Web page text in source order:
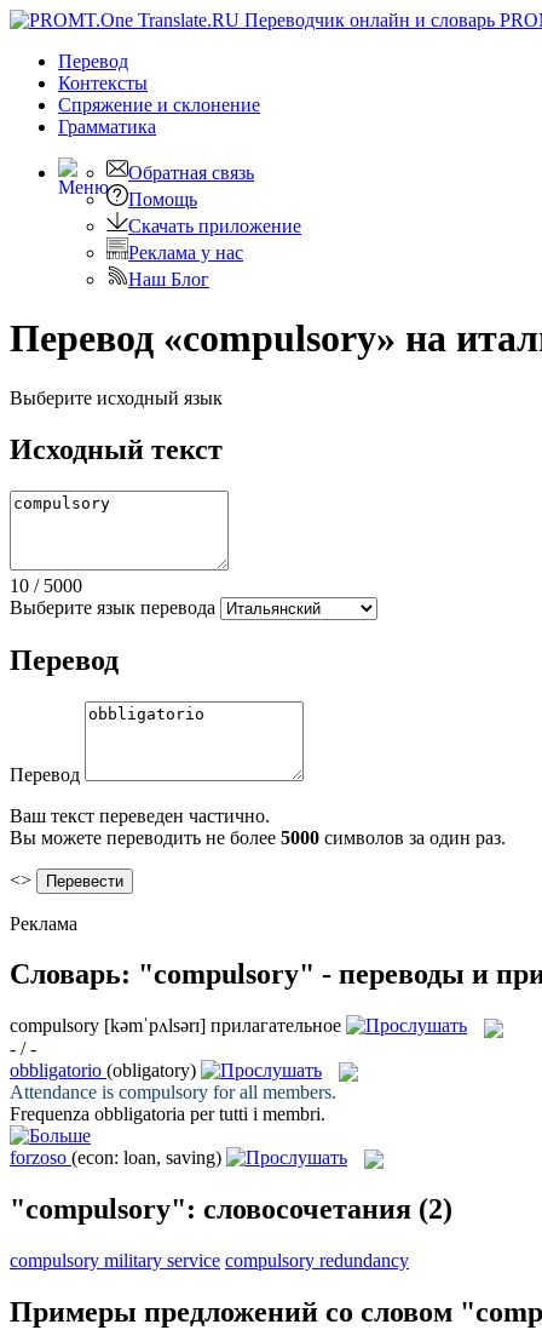
Перевод
Контексты
Спряжение и склонение
Грамматика
Обратная связь
Помощь
Скачать приложение
Реклама у нас
Наш Блог
Перевод «compulsory» на
Выберите исходный язык
Исходный текст
10 / 5000
Выберите язык перевода
Перевод
Перевод
Ваш текст переведен частично.
Вы можете переводить не более 5000 символов за один раз.
<>
Реклама
Словарь: "compulsory" - переводы и
compulsory [kəmˈpʌlsərɪ] прилагательное
- / -
obbligatorio (obligatory)
Attendance is compulsory for all members.
Frequenza obbligatoria per tutti i membri.
forzoso (econ: loan, saving)
"compulsory": словосочетания (2)
compulsory military service compulsory redundancy
Примеры предложений со словом